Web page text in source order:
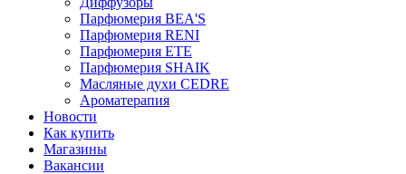
Парфюмерия BEA'S
Парфюмерия RENI
Парфюмерия ETE
Парфюмерия SHAIK
Масляные духи CEDRE
Ароматерапия
Новости
Как купить
Магазины
Вакансии